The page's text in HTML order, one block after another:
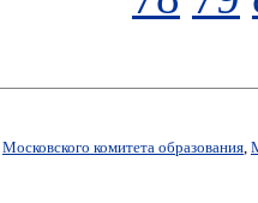
Московского комитета образования,